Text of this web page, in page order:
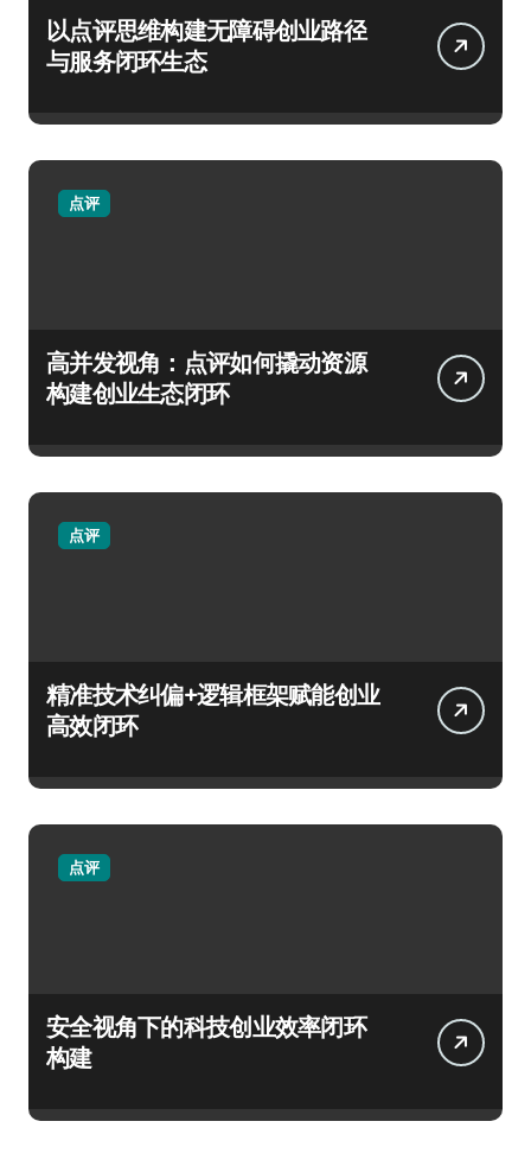
以点评思维构建无障碍创业路径
与服务闭环生态
点评
高并发视角：点评如何撬动资源
构建创业生态闭环
点评
精准技术纠偏+逻辑框架赋能创业
高效闭环
点评
安全视角下的科技创业效率闭环
构建